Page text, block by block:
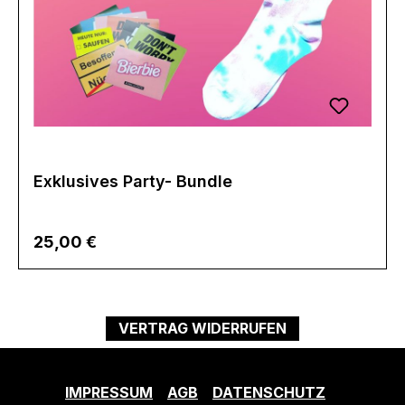
Exklusives Party- Bundle
25,00 €
VERTRAG WIDERRUFEN
IMPRESSUM AGB DATENSCHUTZ